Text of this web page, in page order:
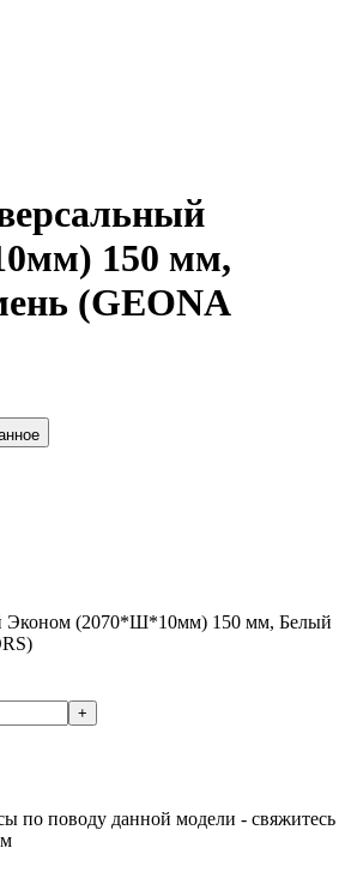
150 мм,
(GEONA
Эконом (2070*Ш*10мм) 150 мм, Белый
+
по поводу данной модели - свяжитесь